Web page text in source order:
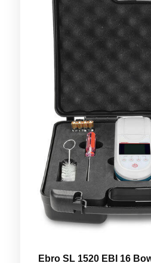
Ebro SL 1520 EBI 16